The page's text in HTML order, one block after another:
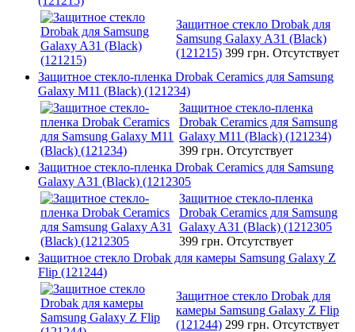
Защитное стекло Drobak для
Samsung Galaxy A31 (Black)
(121215) 399 грн. Отсутствует
Защитное стекло-пленка Drobak Ceramics для Samsung
Galaxy M11 (Black) (121234)
Защитное стекло-пленка
Drobak Ceramics для Samsung
Galaxy M11 (Black) (121234)
399 грн. Отсутствует
Защитное стекло-пленка Drobak Ceramics для Samsung
Galaxy A31 (Black) (1212305
Защитное стекло-пленка
Drobak Ceramics для Samsung
Galaxy A31 (Black) (1212305
399 грн. Отсутствует
Защитное стекло Drobak для камеры Samsung Galaxy Z
Flip (121244)
Защитное стекло Drobak для
камеры Samsung Galaxy Z Flip
(121244) 299 грн. Отсутствует